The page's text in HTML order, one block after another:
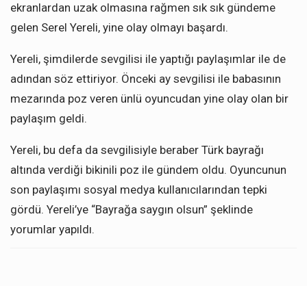
ekranlardan uzak olmasına rağmen sık sık gündeme
gelen Serel Yereli, yine olay olmayı başardı.
Yereli, şimdilerde sevgilisi ile yaptığı paylaşımlar ile de
adından söz ettiriyor. Önceki ay sevgilisi ile babasının
mezarında poz veren ünlü oyuncudan yine olay olan bir
paylaşım geldi.
Yereli, bu defa da sevgilisiyle beraber Türk bayrağı
altında verdiği bikinili poz ile gündem oldu. Oyuncunun
son paylaşımı sosyal medya kullanıcılarından tepki
gördü. Yereli’ye “Bayrağa saygın olsun” şeklinde
yorumlar yapıldı.